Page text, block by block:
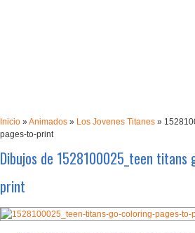
Inicio »Animados » Los Jovenes Titanes »
pages-to-print
Dibujos de 1528100025_teen titans
print